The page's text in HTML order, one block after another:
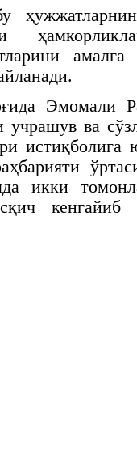
Эмомали
ва
икки